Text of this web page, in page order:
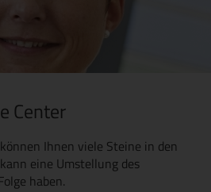
Center
Ihnen viele Steine in den
eine Umstellung des
haben.